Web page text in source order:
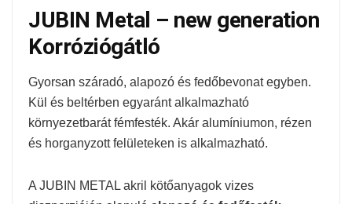
JUBIN Metal – new generation
Korróziógátló
Gyorsan száradó, alapozó és fedőbevonat egyben.
Kül és beltérben egyaránt alkalmazható
környezetbarát fémfesték. Akár alumíniumon, rézen
és horganyzott felületeken is alkalmazható.
A JUBIN METAL akril kötőanyagok vizes